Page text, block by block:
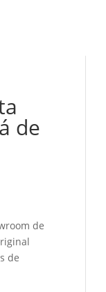
de
de
de